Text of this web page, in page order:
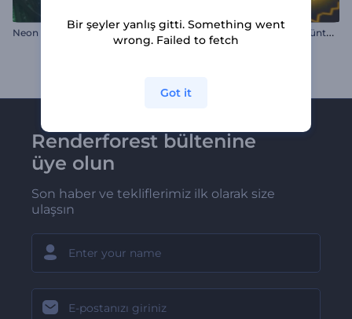
N
eon Ritim Dalgaları Görselleştirici E
lektro Beat Spektrum Görüntüleyici
Renderforest bültenine
üye olun
Son haber ve tekliflerimiz ilk olarak size
ulaşsın
Bir şeyler yanlış gitti. Something went
wrong. Failed to fetch
Got it